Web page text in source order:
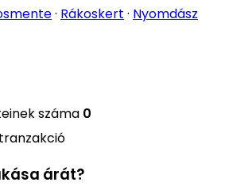
· Rákoskert · Nyomdász
száma 0
árát?